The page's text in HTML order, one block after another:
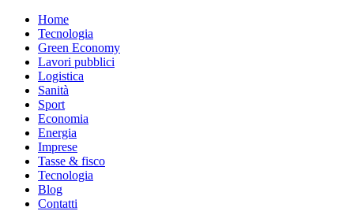
Home
Tecnologia
Green Economy
Lavori pubblici
Logistica
Sanità
Sport
Economia
Energia
Imprese
Tasse & fisco
Tecnologia
Blog
Contatti